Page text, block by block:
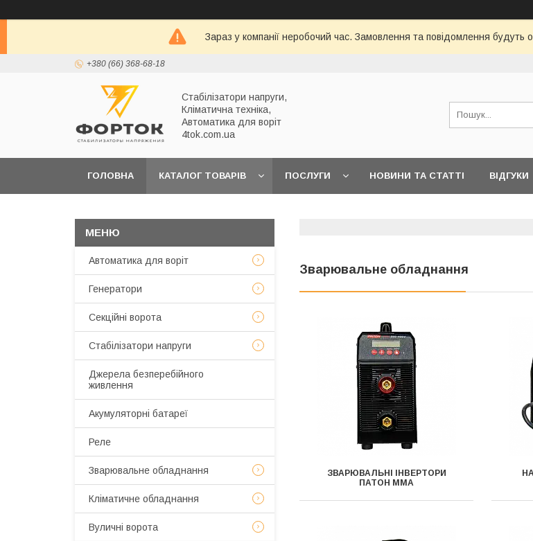
Зараз у компанії неробочий час. Замовлення та повідомлення
+380 (66) 368-68-18
Стабілізатори напруги,
Кліматична техніка,
Автоматика для воріт
4tok.com.ua
ГОЛОВНА КАТАЛОГ ТОВАРІВ ПОСЛУГИ НОВИНИ ТА СТАТТІ ВІДГУКИ
Зварювальне обладнання
ЗВАРЮВАЛЬНІ ІНВЕРТОРИ
ПАТОН ММА
Автоматика для воріт
Генератори
Секційні ворота
Стабілізатори напруги
Джерела безперебійного
живлення
Акумуляторні батареї
Реле
Зварювальне обладнання
Кліматичне обладнання
Вуличні ворота